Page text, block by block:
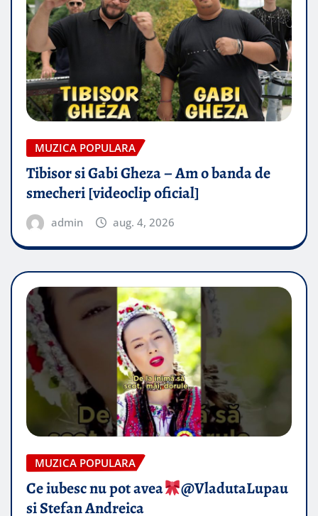
MUZICA POPULARA
Tibisor si Gabi Gheza – Am o banda de
smecheri [videoclip oficial]
admin aug. 4, 2026
MUZICA POPULARA
Ce iubesc nu pot avea
​@VladutaLupau
si Stefan Andreica